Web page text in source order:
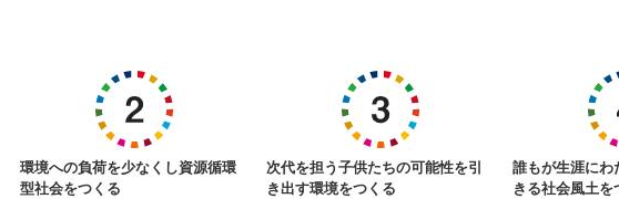
環境への負荷を少なくし資源循環
型社会をつくる
次代を担う子供たちの可能性を引
き出す環境をつくる
誰もが生涯にわ
きる社会風土を